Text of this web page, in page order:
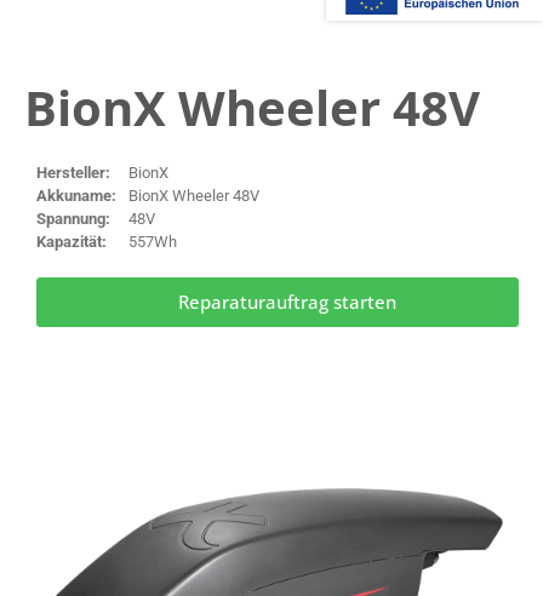
BionX Wheeler 48V
Hersteller:
BionX
Akkuname:
BionX Wheeler 48V
Spannung:
48V
Kapazität:
557Wh
Reparaturauftrag starten